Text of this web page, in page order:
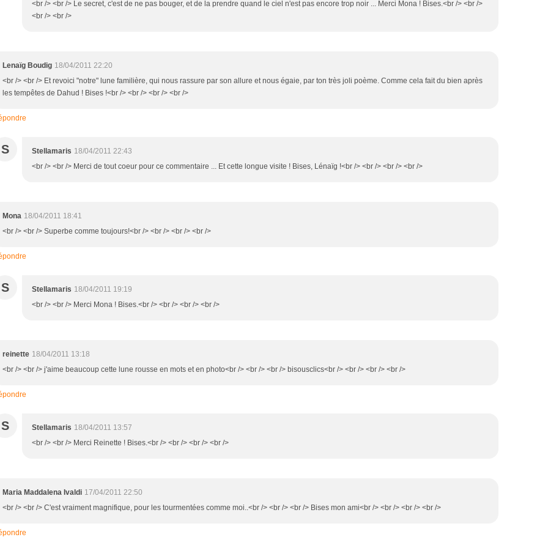
<br /> <br /> Le secret, c'est de ne pas bouger, et de la prendre quand le ciel n'est pas encore trop noir ... Merci Mona ! Bises.<br /> <br />
<br /> <br />
Lenaïg Boudig 18/04/2011 22:20
<br /> <br /> Et revoici "notre" lune familière, qui nous rassure par son allure et nous égaie, par ton très joli poème. Comme cela fait du bien après
les tempêtes de Dahud ! Bises !<br /> <br /> <br /> <br />
S Stellamaris 18/04/2011 22:43
<br /> <br /> Merci de tout coeur pour ce commentaire ... Et cette longue visite ! Bises, Lénaïg !<br /> <br /> <br /> <br />
Mona 18/04/2011 18:41
<br /> <br /> Superbe comme toujours!<br /> <br /> <br /> <br />
S Stellamaris 18/04/2011 19:19
<br /> <br /> Merci Mona ! Bises.<br /> <br /> <br /> <br />
reinette 18/04/2011 13:18
<br /> <br /> j'aime beaucoup cette lune rousse en mots et en photo<br /> <br /> <br /> bisousclics<br /> <br /> <br /> <br />
S Stellamaris 18/04/2011 13:57
<br /> <br /> Merci Reinette ! Bises.<br /> <br /> <br /> <br />
Maria Maddalena Ivaldi 17/04/2011 22:50
<br /> <br /> C'est vraiment magnifique, pour les tourmentées comme moi..<br /> <br /> <br /> Bises mon ami<br /> <br /> <br /> <br />